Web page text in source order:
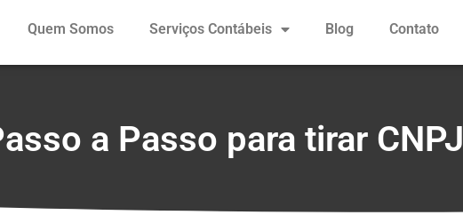
Quem Somos Serviços Contábeis Blog Contato
a Passo para tirar CNPJ